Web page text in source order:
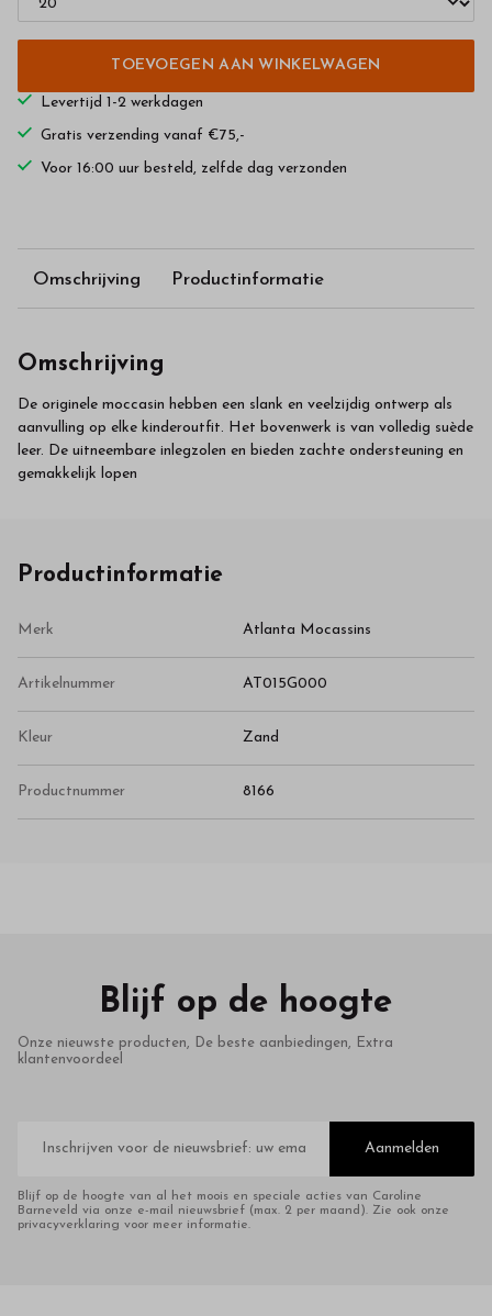
TOEVOEGEN AAN WINKELWAGEN
Levertijd 1-2 werkdagen
Gratis verzending vanaf €75,-
Voor 16:00 uur besteld, zelfde dag verzonden
Omschrijving Productinformatie
Omschrijving
De originele moccasin hebben een slank en veelzijdig ontwerp als
aanvulling op elke kinderoutfit. Het bovenwerk is van volledig suède
leer. De uitneembare inlegzolen en bieden zachte ondersteuning en
gemakkelijk lopen
Productinformatie
Merk Atlanta Mocassins
Artikelnummer AT015G000
Kleur Zand
Productnummer 8166
Blijf op de hoogte
Onze nieuwste producten, De beste aanbiedingen, Extra
klantenvoordeel
mailadres
Aanmelden
Blijf op de hoogte van al het moois en speciale acties van Caroline
Barneveld via onze e-mail nieuwsbrief (max. 2 per maand). Zie ook onze
privacyverklaring voor meer informatie.